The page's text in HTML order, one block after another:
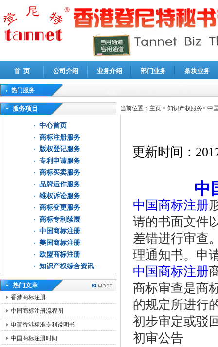
首 页 公司介绍 业务介绍 部门业务 条块业务
热门服务
高新技术企业认定审计|企业所得税汇算清缴申报鉴证
服务项目
中心首页
商标注册服务
版权登记服务
专利申请服务
商标买卖服务
品牌运作服务
维权诉讼服务
商标变更服务
商标专利续展
中国商标注册
美国商标注册
欧盟商标注册
知识产权综合资讯
热门文章
香港商标注册
中国商标注册流程图
申请香港标准专利说明书
中国商标注册时间
当前位置： 主页 > 知识产权服务> 中
更新时间：
中
中国商标注册
请的书面文件
差错进行审查
理通知书。申
中国商标注册
商标审查是商
的规定所进行
初步审定或驳
初审公告